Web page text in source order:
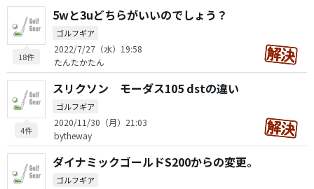
18件
5wと3uどちらがいいのでしょう？
ゴルフギア
2022/7/27（水）19:58
たんたかたん
4件
スリクソン モーダス105 dstの違い
ゴルフギア
2020/11/30（月）21:03
bytheway
ダイナミックゴールドS200からの変更。
ゴルフギア